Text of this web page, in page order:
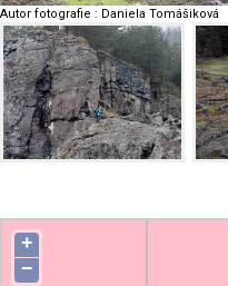
Autor fotografie : Daniela Tomášiková
+
−